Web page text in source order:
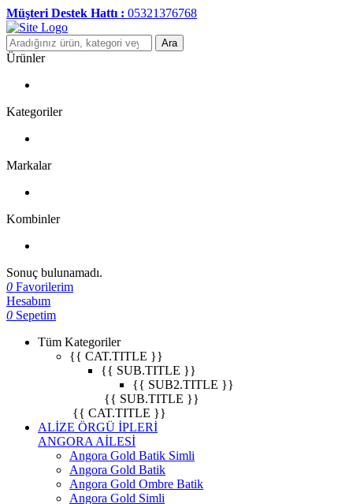
Müşteri Destek Hattı : 05321376768
Ara
Ürünler
Kategoriler
Markalar
Kombinler
Sonuç bulunamadı.
0 Favorilerim
Hesabım
0 Sepetim
Tüm Kategoriler
{{ CAT.TITLE }}
{{ SUB.TITLE }}
{{ SUB2.TITLE }}
{{ SUB.TITLE }}
{{ CAT.TITLE }}
ALİZE ÖRGÜ İPLERİ
ANGORA AİLESİ
Angora Gold Batik Simli
Angora Gold Batik
Angora Gold Ombre Batik
Angora Gold Simli